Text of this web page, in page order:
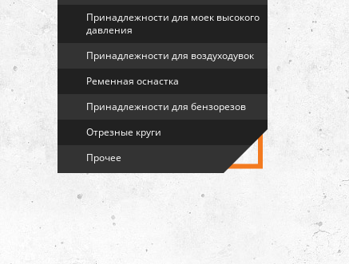
Принадлежности для моек высокого
давления
Принадлежности для воздуходувок
Ременная оснастка
Принадлежности для бензорезов
Отрезные круги
Прочее